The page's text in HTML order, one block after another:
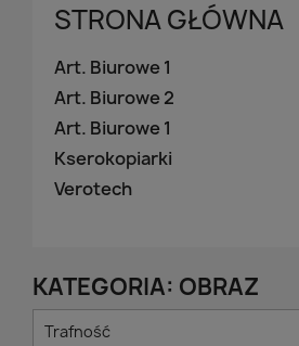
STRONA GŁÓWNA
Art. Biurowe 1
Art. Biurowe 2
Art. Biurowe 1
Kserokopiarki
Verotech
KATEGORIA: OBRAZ
Trafność